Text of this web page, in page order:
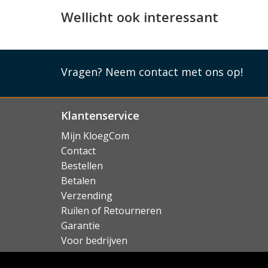
Past de iPhone 16 Plus perfect
de pasvorm voor dit toestel optimaal is. De
ondersteunt MagSafe.
Lees
Wellicht ook interessant
Vragen? Neem contact met ons op!
Klantenservice
Mijn KloegCom
Contact
Bestellen
Betalen
Verzending
Ruilen of Retourneren
Garantie
Voor bedrijven
Over KloegCom.nl